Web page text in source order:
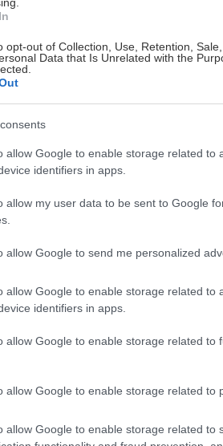
opt-out of Collection, Use, Retention,
Data that Is Unrelated with the
allow Google to enable storage related to
identifiers in apps.
allow my user data to be sent to Google
allow Google to send me personalized
allow Google to enable storage related to
identifiers in apps.
allow Google to enable storage related to
allow Google to enable storage related to
allow Google to enable storage related to
klasická izolácia
v mrazoch zlyháva
to vyriešiť raz a navždy
ho
na miesta, na ktoré